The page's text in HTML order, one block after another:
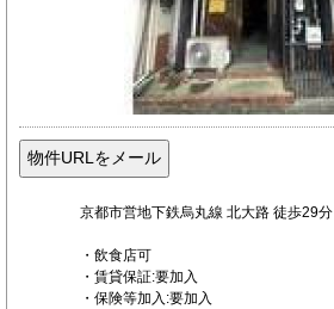
京都市営地下鉄烏丸線 北大路 徒歩29分
・飲食店可
・賃貸保証:要加入
・保険等加入:要加入